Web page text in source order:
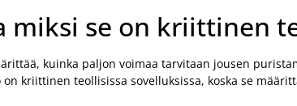
miksi se on kriittinen
kuinka paljon voimaa tarvitaan jousen
kriittinen teollisissa sovelluksissa, koska se